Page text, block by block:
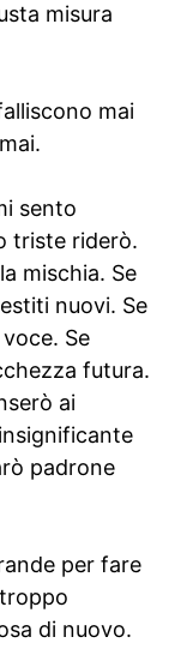
misura
mai
sento
triste riderò.
mischia. Se
nuovi. Se
Se
futura.
ai
padrone
per fare
di nuovo.